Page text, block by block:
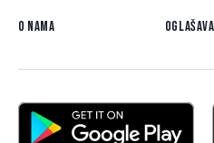
O nama